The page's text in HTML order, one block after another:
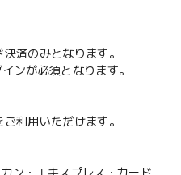
済のみとなります。
ンが必須となります。
利用いただけます。